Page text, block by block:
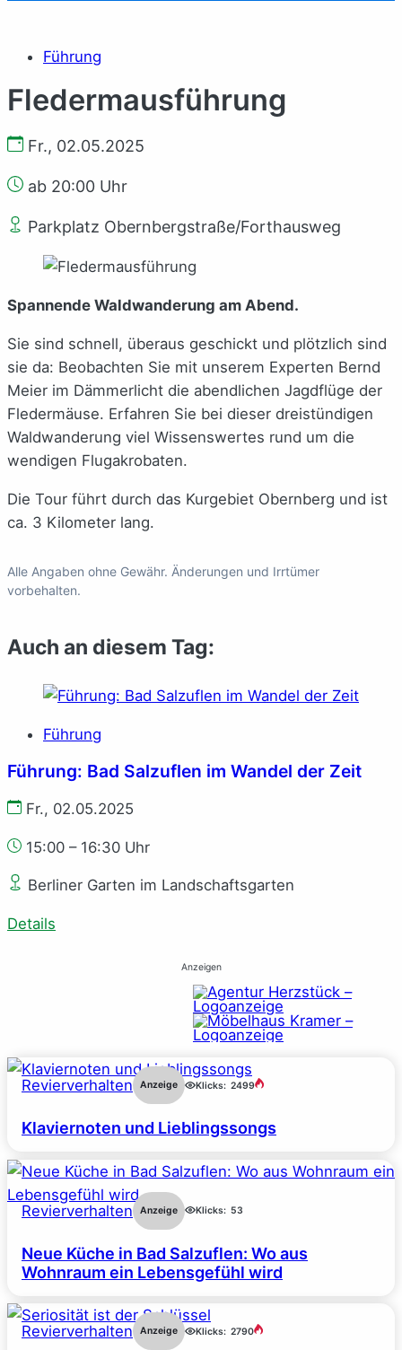
Führung
Fledermausführung
Fr., 02.05.2025
ab 20:00 Uhr
Parkplatz Obernbergstraße/Forthausweg
Spannende Waldwanderung am Abend.
Sie sind schnell, überaus geschickt und plötzlich sind
sie da: Beobachten Sie mit unserem Experten Bernd
Meier im Dämmerlicht die abendlichen Jagdflüge der
Fledermäuse. Erfahren Sie bei dieser dreistündigen
Waldwanderung viel Wissenswertes rund um die
wendigen Flugakrobaten.
Die Tour führt durch das Kurgebiet Obernberg und ist
ca. 3 Kilometer lang.
Alle Angaben ohne Gewähr. Änderungen und Irrtümer
vorbehalten.
Auch an diesem Tag:
Führung
Führung: Bad Salzuflen im Wandel der Zeit
Fr., 02.05.2025
15:00 – 16:30 Uhr
Berliner Garten im Landschaftsgarten
Details
Anzeigen
Revierverhalten Anzeige Klicks: 2499
Klaviernoten und Lieblingssongs
Revierverhalten Anzeige Klicks: 53
Neue Küche in Bad Salzuflen: Wo aus
Wohnraum ein Lebensgefühl wird
Revierverhalten Anzeige Klicks: 2790